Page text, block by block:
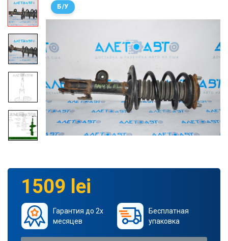
Б/У
1509 lei
Гарантия до 2х
месяцев
Бесплатная
упаковка